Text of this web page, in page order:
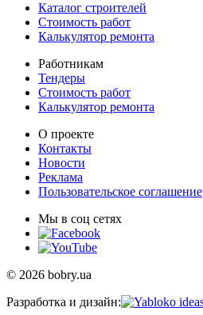
Каталог строителей
Стоимость работ
Калькулятор ремонта
Работникам
Тендеры
Стоимость работ
Калькулятор ремонта
О проекте
Контакты
Новости
Реклама
Пользовательское соглашение
Мы в соц сетях
© 2026 bobry.ua
Разработка и дизайн: